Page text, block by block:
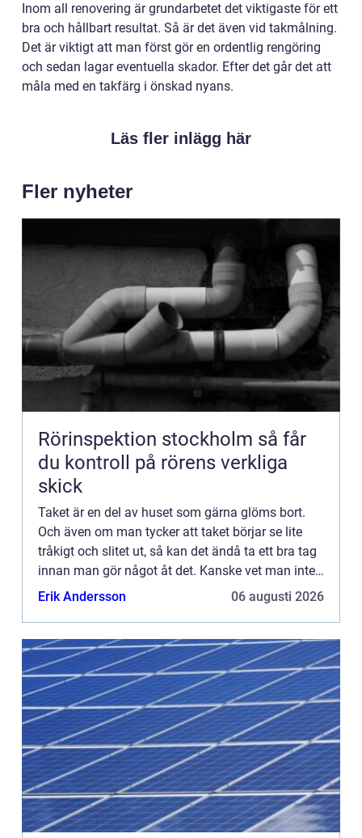
Inom all renovering är grundarbetet det viktigaste för ett
bra och hållbart resultat. Så är det även vid takmålning.
Det är viktigt att man först gör en ordentlig rengöring
och sedan lagar eventuella skador. Efter det går det att
måla med en takfärg i önskad nyans.
Läs fler inlägg här
Fler nyheter
Rörinspektion stockholm så får
du kontroll på rörens verkliga
skick
Taket är en del av huset som gärna glöms bort.
Och även om man tycker att taket börjar se lite
tråkigt och slitet ut, så kan det ändå ta ett bra tag
innan man gör något åt det. Kanske vet man inte
heller vad som går att göra åt ett slitet tak? Att lä...
Erik Andersson 06 augusti 2026